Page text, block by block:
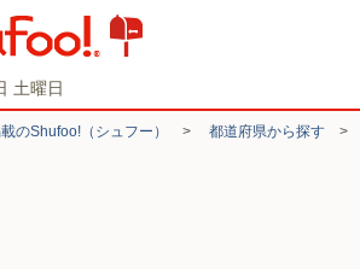
土曜日
の​Shufoo!​（シュフー） > 都道府県から探す >